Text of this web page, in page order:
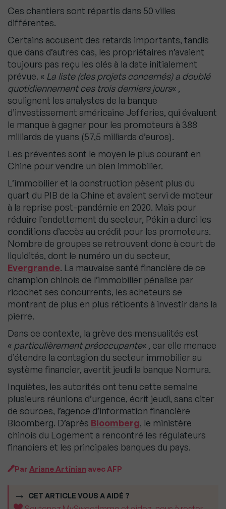
Ces chantiers sont répartis dans 50 villes
différentes.
Certains accusent des retards importants, tandis
que dans d’autres cas, les propriétaires n’avaient
toujours pas reçu les clés à la date initialement
prévue. « La liste (des projets concernés) a doublé
quotidiennement ces trois derniers jours« ,
soulignent les analystes de la banque
d’investissement américaine Jefferies, qui évaluent
le manque à gagner pour les promoteurs à 388
milliards de yuans (57,5 milliards d’euros).
Les préventes sont le moyen le plus courant en
Chine pour vendre un bien immobilier.
L’immobilier et la construction pèsent plus du
quart du PIB de la Chine et avaient servi de moteur
à la reprise post-pandémie en 2020. Mais pour
réduire l’endettement du secteur, Pékin a durci les
conditions d’accès au crédit pour les promoteurs.
Nombre de groupes se retrouvent donc à court de
liquidités, dont le numéro un du secteur,
Evergrande. La mauvaise santé financière de ce
champion chinois de l’immobilier pénalise par
ricochet ses concurrents, les acheteurs se
montrant de plus en plus réticents à investir dans la
pierre.
Dans ce contexte, la grève des mensualités est
« particulièrement préoccupante« , car elle menace
d’étendre la contagion du secteur immobilier au
système financier, avertit jeudi la banque Nomura.
Inquiètes, les autorités ont tenu cette semaine
plusieurs réunions d’urgence, écrit jeudi, sans citer
de sources, l’agence d’information financière
Bloomberg. D’après Bloomberg, le ministère
chinois du Logement a rencontré les régulateurs
financiers et les principales banques du pays.
Par Ariane Artinian avec AFP
CET ARTICLE VOUS A AIDÉ ?